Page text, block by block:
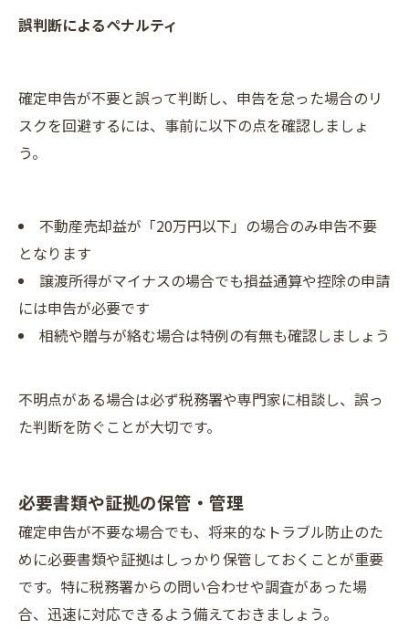
誤判断によるペナルティ
確定申告が不要と誤って判断し、申告を怠った場合のリ
スクを回避するには、事前に以下の点を確認しましょ
う。
不動産売却益が「20万円以下」の場合のみ申告不要
となります
譲渡所得がマイナスの場合でも損益通算や控除の申請
には申告が必要です
相続や贈与が絡む場合は特例の有無も確認しましょう
不明点がある場合は必ず税務署や専門家に相談し、誤っ
た判断を防ぐことが大切です。
必要書類や証拠の保管・管理
確定申告が不要な場合でも、将来的なトラブル防止のた
めに必要書類や証拠はしっかり保管しておくことが重要
です。特に税務署からの問い合わせや調査があった場
合、迅速に対応できるよう備えておきましょう。